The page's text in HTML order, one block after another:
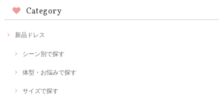
Category
新品ドレス
シーン別で探す
体型・お悩みで探す
サイズで探す